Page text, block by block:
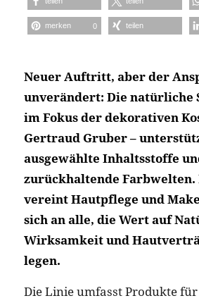
merken 0 teilen
Neuer Auftritt, aber der
unverändert: Die natürliche
im Fokus der dekorativen
Gertraud Gruber –
ausgewählte Inhaltsstoffe
zurückhaltende
vereint Hautpflege und
sich an alle, die Wert auf
Wirksamkeit und
legen.
Die Linie umfasst Produkte für